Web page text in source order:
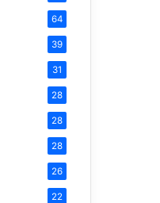
64
39
31
28
28
28
26
22